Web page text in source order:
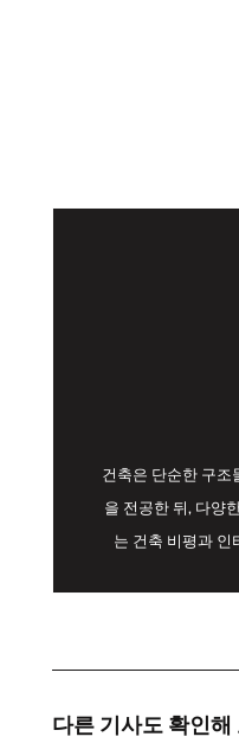
건축은 단순한 구조
을 전공한 뒤, 다양
는 건축 비평과 인
다른 기사도 확인해